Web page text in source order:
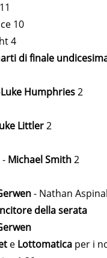
10
4
di finale
Luke Humphries2
Littler2
- Michael Smith2
- Nathan
della serata
eLottomatica per i